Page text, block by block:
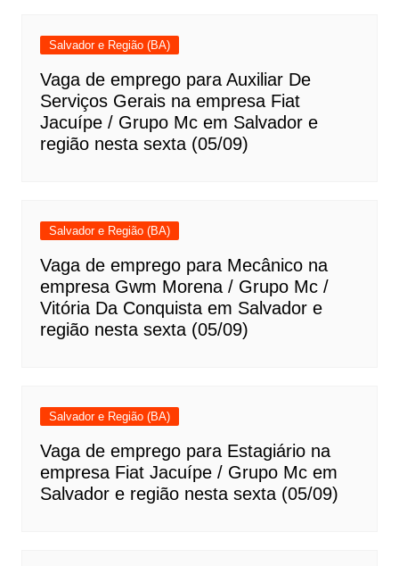
Salvador e Região (BA)
Vaga de emprego para Auxiliar De
Serviços Gerais na empresa Fiat
Jacuípe / Grupo Mc em Salvador e
região nesta sexta (05/09)
Salvador e Região (BA)
Vaga de emprego para Mecânico na
empresa Gwm Morena / Grupo Mc /
Vitória Da Conquista em Salvador e
região nesta sexta (05/09)
Salvador e Região (BA)
Vaga de emprego para Estagiário na
empresa Fiat Jacuípe / Grupo Mc em
Salvador e região nesta sexta (05/09)